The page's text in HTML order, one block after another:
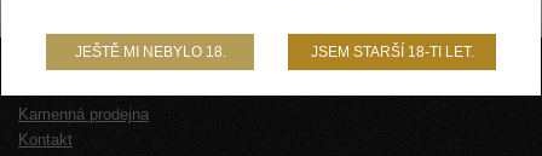
Kamenná prodejna
Kontakt
JEŠTĚ MI NEBYLO 18. JSEM STARŠÍ 18-TI LET.